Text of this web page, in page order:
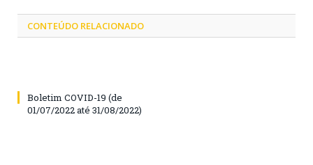
CONTEÚDO RELACIONADO
Boletim COVID-19 (de
01/07/2022 até 31/08/2022)